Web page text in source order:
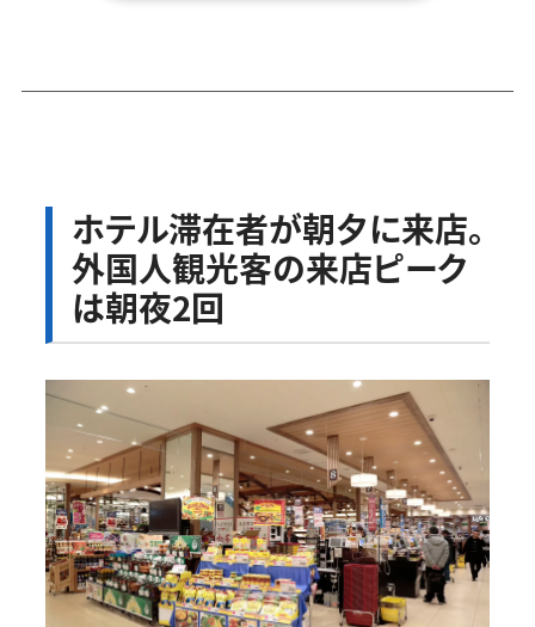
ホテル滞在者が朝夕に来店。
外国人観光客の来店ピーク
は朝夜2回